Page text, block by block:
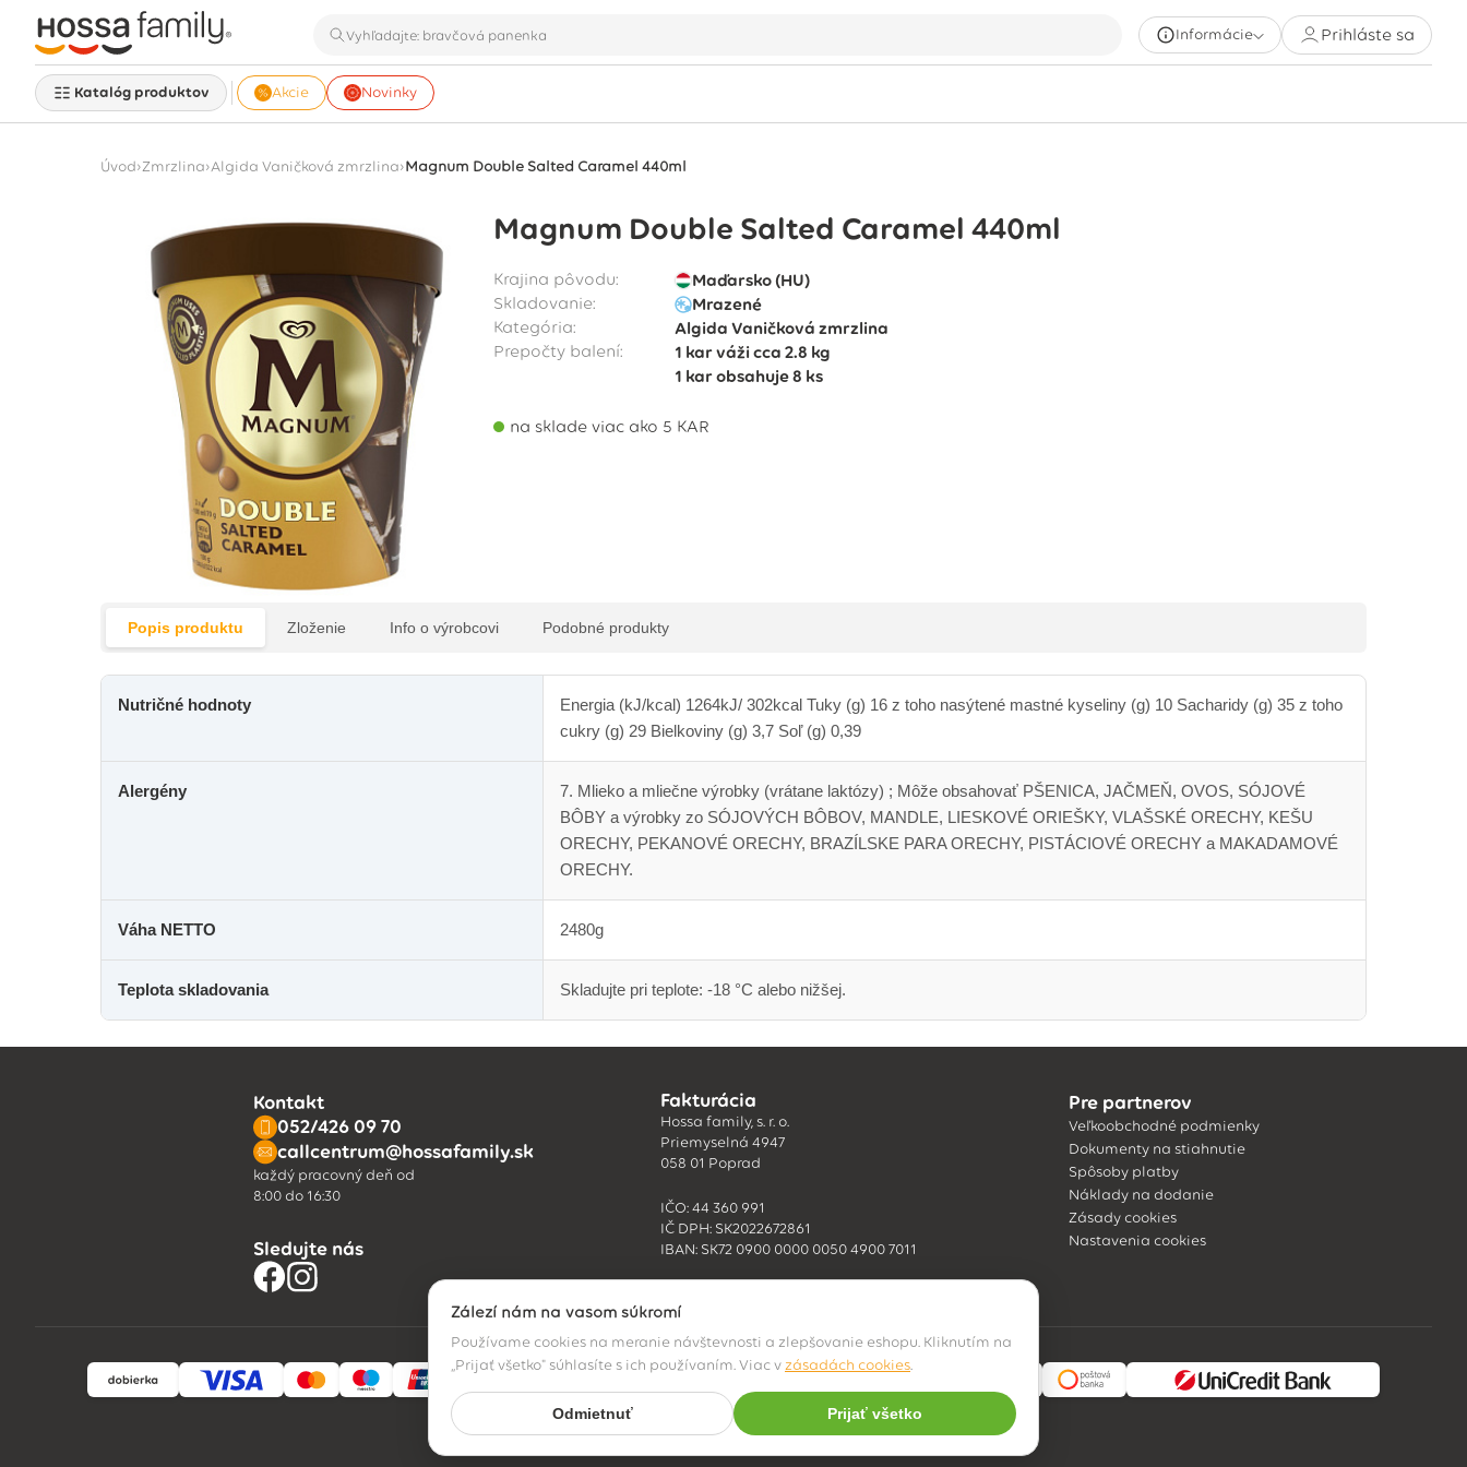
Informácie Prihláste sa
Katalóg produktov Akcie Novinky
Úvod›Zmrzlina›Algida Vaničková zmrzlina›Magnum Double Salted Caramel 440ml
Magnum Double Salted Caramel 440ml
Krajina pôvodu:
Maďarsko (HU)
Skladovanie:
Mrazené
Kategória:
Algida Vaničková zmrzlina
Prepočty balení:
1 karváži cca 2.8 kg
1 karobsahuje8 ks
na sklade viac ako 5 KAR
Popis produktu Zloženie Info o výrobcovi Podobné produkty
Nutričné hodnoty
Energia (kJ/kcal) 1264kJ/ 302kcal Tuky (g) 16 z toho nasýtené mastné kyseliny (g) 10 Sacharidy (g) 35 z toho
cukry (g) 29 Bielkoviny (g) 3,7 Soľ (g) 0,39
Alergény
7. Mlieko a mliečne výrobky (vrátane laktózy) ; Môže obsahovať PŠENICA, JAČMEŇ, OVOS, SÓJOVÉ
BÔBY a výrobky zo SÓJOVÝCH BÔBOV, MANDLE, LIESKOVÉ ORIEŠKY, VLAŠSKÉ ORECHY, KEŠU
ORECHY, PEKANOVÉ ORECHY, BRAZÍLSKE PARA ORECHY, PISTÁCIOVÉ ORECHY a MAKADAMOVÉ
ORECHY.
Váha NETTO 2480g
Teplota skladovania Skladujte pri teplote: -18 °C alebo nižšej.
Kontakt
052/426 09 70
callcentrum@hossafamily.sk
každý pracovný deň od
8:00 do 16:30
Sledujte nás
Fakturácia
Hossa family, s. r. o.
Priemyselná 4947
058 01 Poprad
IČO: 44 360 991
IČ DPH: SK2022672861
IBAN: SK72 0900 0000 0050 4900 7011
Pre partnerov
Veľkoobchodné podmienky
Dokumenty na stiahnutie
Spôsoby platby
Náklady na dodanie
Zásady cookies
Nastavenia cookies
© 2026 Hossa family, s. r. o.
Záleží nám na vašom súkromí
Používame cookies na meranie návštevnosti a zlepšovanie eshopu. Kliknutím na
„Prijať všetko" súhlasíte s ich používaním. Viac vzásadách cookies.
Odmietnuť Prijať všetko